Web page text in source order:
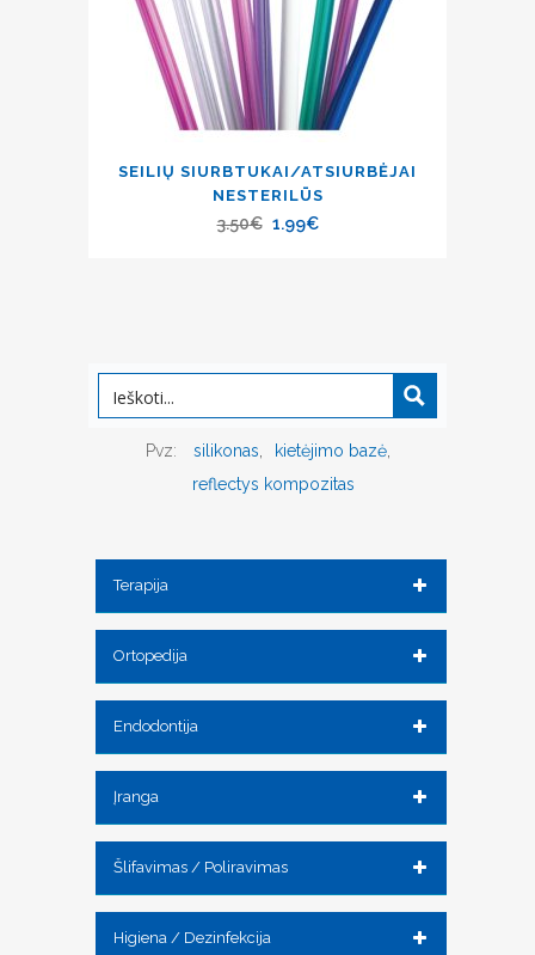
SEILIŲ SIURBTUKAI/ATSIURBĖJAI
NESTERILŪS
3.50€ 1.99€
Pvz: silikonas
kietėjimo bazė
reflectys kompozitas
Terapija
Ortopedija
Endodontija
Įranga
Šlifavimas / Poliravimas
Higiena / Dezinfekcija